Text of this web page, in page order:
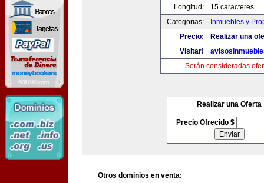
Longitud:
15 caracteres
Categorias:
Inmuebles y
Precio:
Realizar una
Visitar!
Serán consideradas
Realizar una Oferta
Precio Ofrecido $
Otros dominios en venta: